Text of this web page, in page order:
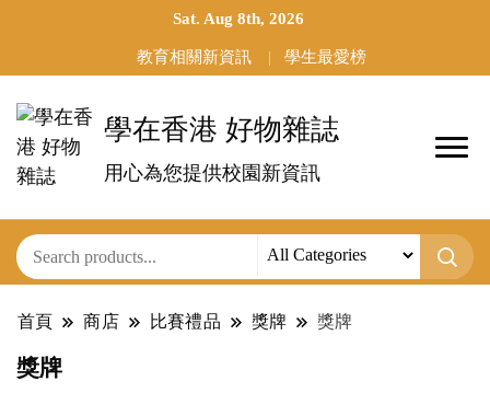
Sat. Aug 8th, 2026
教育相關新資訊 學生最愛榜
學在香港 好物雜誌
用心為您提供校園新資訊
首頁 商店 比賽禮品 獎牌 獎牌
獎牌